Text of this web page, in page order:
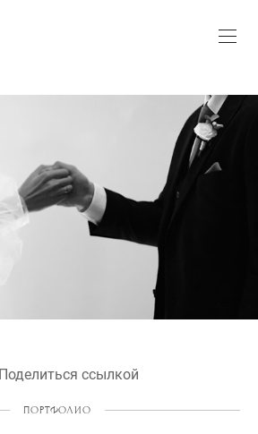
Поделиться ссылкой
ПОРТФОЛИО